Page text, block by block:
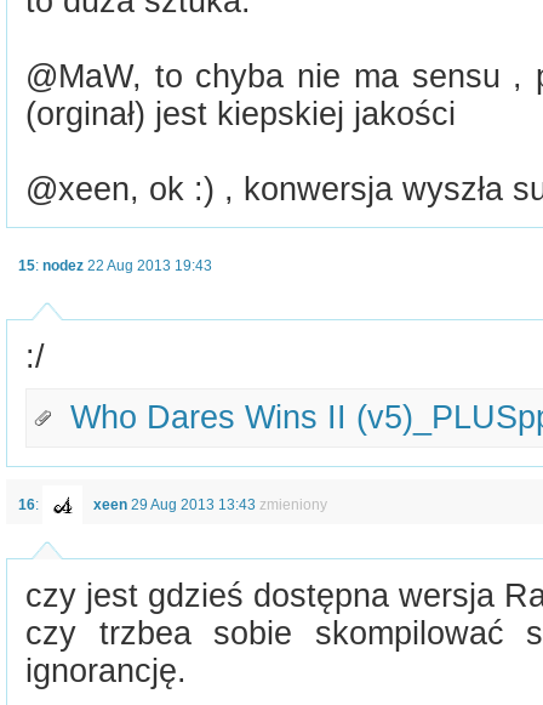
@MaW, to chyba nie ma sensu ,
(orginał) jest kiepskiej jakości
@xeen, ok :) , konwersja wyszła
15: nodez 22 Aug 2013 19:43
:/
Who Dares Wins II
16: xeen 29 Aug 2013 13:43 zmieniony
czy jest gdzieś dostępna wersja
czy trzbea sobie skompilować
ignorancję.